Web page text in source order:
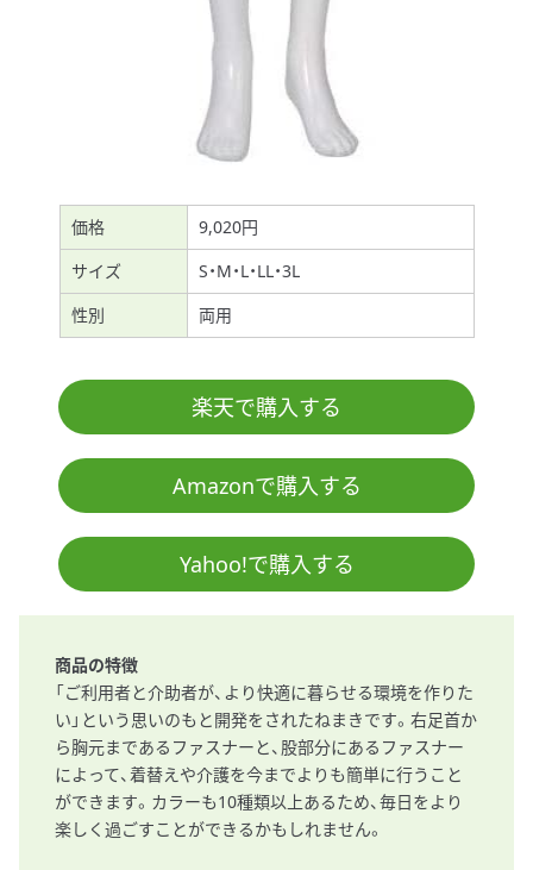
価格
9,020円
サイズ
S・M・L・LL・3L
性別
両用
楽天で購入する
Amazonで購入する
Yahoo!で購入する
商品の特徴
「ご利用者と介助者が、より快適に暮らせる環境を作りた
い」という思いのもと開発をされたねまきです。右足首か
ら胸元まであるファスナーと、股部分にあるファスナー
によって、着替えや介護を今までよりも簡単に行うこと
ができます。カラーも10種類以上あるため、毎日をより
楽しく過ごすことができるかもしれません。